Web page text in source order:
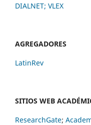
DIALNET; VLEX
AGREGADORES
LatinRev
SITIOS WEB
ResearchGate;